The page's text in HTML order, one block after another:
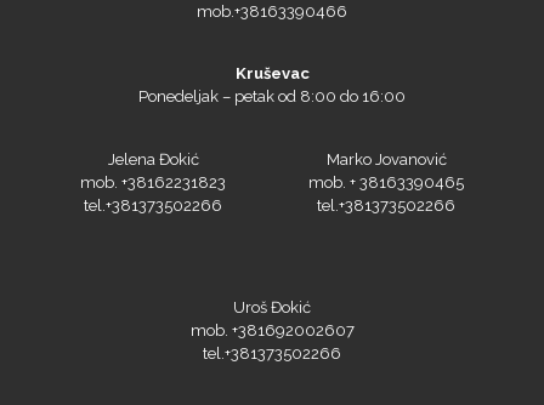
mob.+38163390466
Kruševac
Ponedeljak – petak od 8:00 do 16:00
Jelena Đokić
mob. +38162231823
tel.+381373502266
Marko Jovanović
mob. + 38163390465
tel.+381373502266
Uroš Đokić
mob. +381692002607
tel.+381373502266